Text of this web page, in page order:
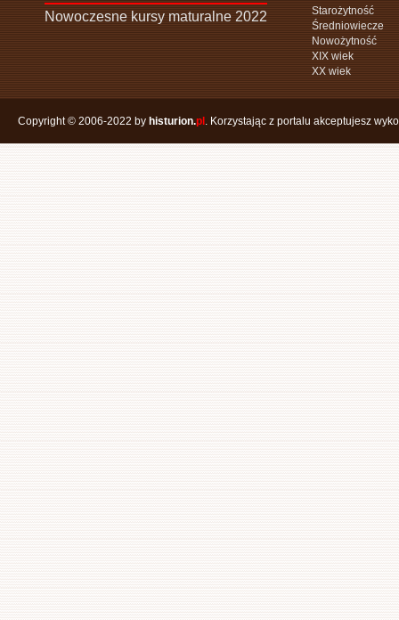
Nowoczesne kursy maturalne 2022
Starożytność
Średniowiecze
Nowożytność
XIX wiek
XX wiek
Copyright © 2006-2022 by histurion.pl . Korzystając z portalu akceptujesz